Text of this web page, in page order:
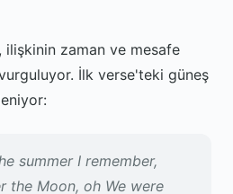
ilişkinin zaman ve mesafe
İlk verse'teki güneş
summer I remember,
the Moon, oh We were